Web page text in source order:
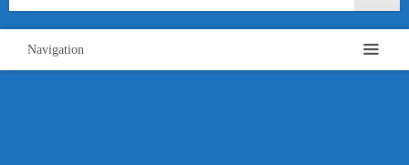
Navigation